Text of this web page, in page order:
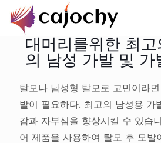
대머리를위한 최
의 남성 가발 및 가
탈모나 남성형 탈모로 고민이라
발이 필요하다. 최고의 남성용 가
감과 자부심을 향상시킬 수 있습
어 제품을 사용하여 탈모 후 모발